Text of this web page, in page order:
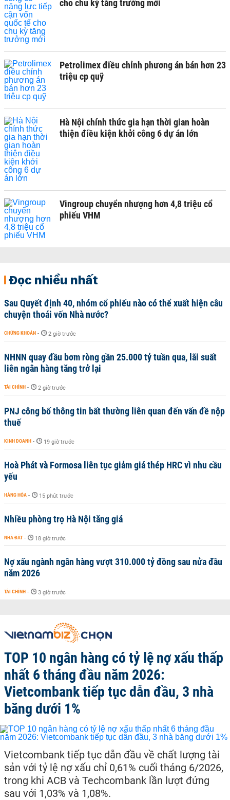
cho chu kỳ tăng trưởng mới
Petrolimex điều chỉnh phương án bán hơn 23
triệu cp quỹ
Hà Nội chính thức gia hạn thời gian hoàn
thiện điều kiện khởi công 6 dự án lớn
Vingroup chuyển nhượng hơn 4,8 triệu cổ
phiếu VHM
Đọc nhiều nhất
Sau Quyết định 40, nhóm cổ phiếu nào có thể xuất hiện câu
chuyện thoái vốn Nhà nước?
CHỨNG KHOÁN - 2 giờ trước
NHNN quay đầu bơm ròng gần 25.000 tỷ tuần qua, lãi suất
liên ngân hàng tăng trở lại
TÀI CHÍNH - 2 giờ trước
PNJ công bố thông tin bất thường liên quan đến vấn đề nộp
thuế
KINH DOANH - 19 giờ trước
Hoà Phát và Formosa liên tục giảm giá thép HRC vì nhu cầu
yếu
HÀNG HÓA - 15 phút trước
Nhiều phòng trọ Hà Nội tăng giá
NHÀ ĐẤT - 18 giờ trước
Nợ xấu ngành ngân hàng vượt 310.000 tỷ đồng sau nửa đầu
năm 2026
TÀI CHÍNH - 3 giờ trước
TOP 10 ngân hàng có tỷ lệ nợ xấu thấp
nhất 6 tháng đầu năm 2026:
Vietcombank tiếp tục dẫn đầu, 3 nhà
băng dưới 1%
Vietcombank tiếp tục dẫn đầu về chất lượng tài
sản với tỷ lệ nợ xấu chỉ 0,61% cuối tháng 6/2026,
trong khi ACB và Techcombank lần lượt đứng
sau với 1,03% và 1,08%.